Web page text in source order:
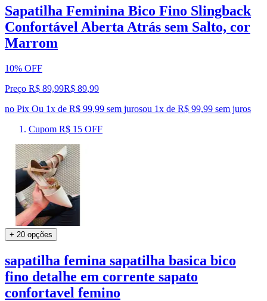
Sapatilha Feminina Bico Fino Slingback
Confortável Aberta Atrás sem Salto, cor
Marrom
10% OFF
Preço R$ 89,99R$ 89,99
no Pix Ou 1x de R$ 99,99 sem jurosou 1x de R$ 99,99 sem juros
Cupom R$ 15 OFF
+ 20 opções
sapatilha femina sapatilha basica bico
fino detalhe em corrente sapato
confortavel femino